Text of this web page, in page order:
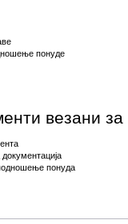
понуде
везани за
понуда